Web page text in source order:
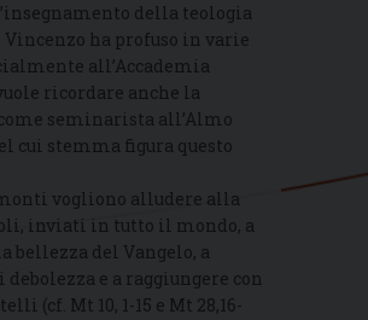
della teologia
ha profuso in varie
all’Accademia
ricordare anche la
seminarista all’Almo
cui stemma figura questo
vogliono alludere alla
inviati in tutto il mondo, a
bellezza del Vangelo, a
e a raggiungere con
(cf. Mt 10, 1-15 e Mt 28,16-